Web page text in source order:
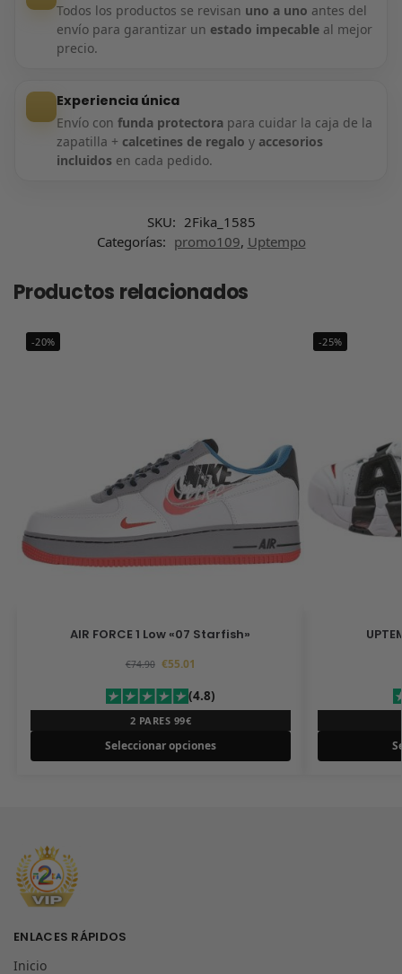
Todos los productos se revisan uno a uno antes del
envío para garantizar un estado impecableal mejor
precio.
Experiencia única
Envío con funda protectorapara cuidar la caja de la
zapatilla + calcetines de regalo y accesorios
incluidos en cada pedido.
SKU: 2Fika_1585
Categorías: promo109, Uptempo
Productos relacionados
-20%
AIR FORCE 1 Low «07 Starfish»
€74.90 €55.01
(4.8)
2 PARES 99€
Seleccionar opciones
-25%
ENLACES RÁPIDOS
Inicio